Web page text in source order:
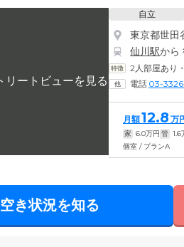
自立
東京都世田
仙川駅から
2人部屋あり
電話 03-
月額12.8 万
家 6.0万円 管 1.6
個室 / プランA
空き状況を知る